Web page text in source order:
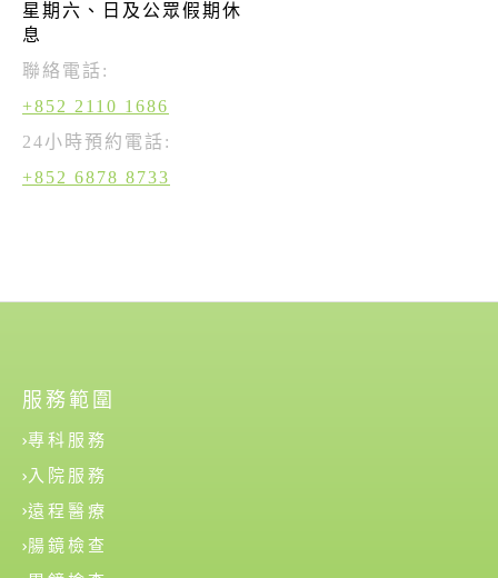
星期六、日及公眾假期休
息
聯絡電話:
+852 2110 1686
24小時預約電話:
+852 6878 8733
服務範圍
專科服務
入院服務
遠程醫療
腸鏡檢查